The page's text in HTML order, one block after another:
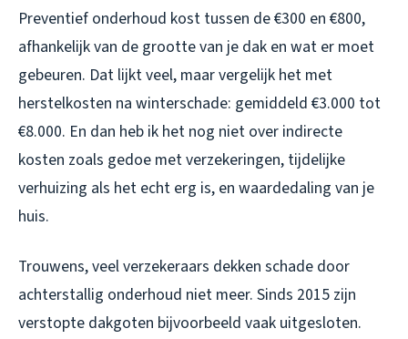
Preventief onderhoud kost tussen de €300 en €800,
afhankelijk van de grootte van je dak en wat er moet
gebeuren. Dat lijkt veel, maar vergelijk het met
herstelkosten na winterschade: gemiddeld €3.000 tot
€8.000. En dan heb ik het nog niet over indirecte
kosten zoals gedoe met verzekeringen, tijdelijke
verhuizing als het echt erg is, en waardedaling van je
huis.
Trouwens, veel verzekeraars dekken schade door
achterstallig onderhoud niet meer. Sinds 2015 zijn
verstopte dakgoten bijvoorbeeld vaak uitgesloten.